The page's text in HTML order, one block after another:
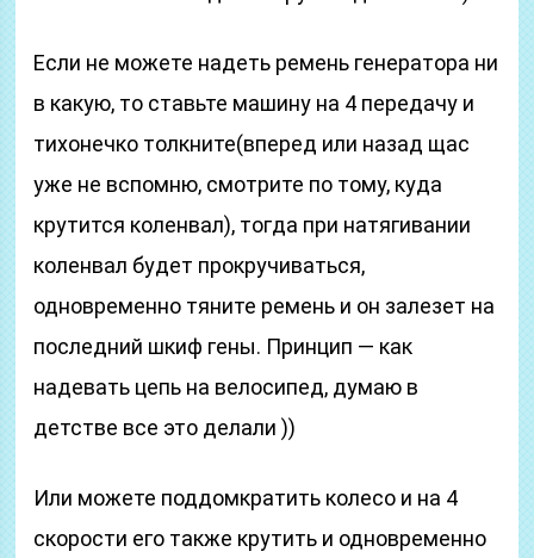
Если не можете надеть ремень генератора ни
в какую, то ставьте машину на 4 передачу и
тихонечко толкните(вперед или назад щас
уже не вспомню, смотрите по тому, куда
крутится коленвал), тогда при натягивании
коленвал будет прокручиваться,
одновременно тяните ремень и он залезет на
последний шкиф гены. Принцип — как
надевать цепь на велосипед, думаю в
детстве все это делали ))
Или можете поддомкратить колесо и на 4
скорости его также крутить и одновременно